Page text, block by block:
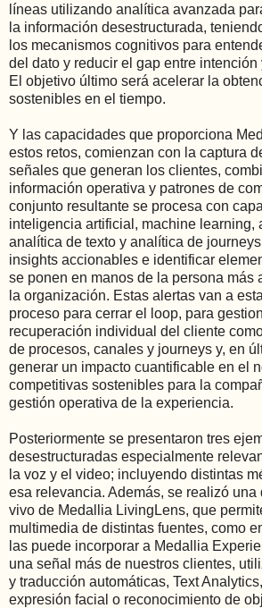
líneas utilizando analítica avanzada
la información desestructurada,
los mecanismos cognitivos para
del dato y reducir el gap entre intención
El objetivo último será acelerar la
sostenibles en el tiempo.
Y las capacidades que proporciona
estos retos, comienzan con la captura
señales que generan los clientes,
información operativa y patrones de
conjunto resultante se procesa con
inteligencia artificial, machine learning,
analítica de texto y analítica de
insights accionables e identificar
se ponen en manos de la persona más
la organización. Estas alertas van a
proceso para cerrar el loop, para
recuperación individual del cliente
de procesos, canales y journeys y, en
generar un impacto cuantificable en el
competitivas sostenibles para la
gestión operativa de la experiencia.
Posteriormente se presentaron tres
desestructuradas especialmente
la voz y el video; incluyendo distintas
esa relevancia. Además, se realizó una
vivo de Medallia LivingLens, que
multimedia de distintas fuentes, como
las puede incorporar a Medallia
una señal más de nuestros clientes,
y traducción automáticas, Text
expresión facial o reconocimiento de